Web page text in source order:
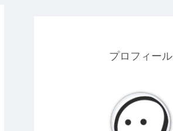
プロフィール